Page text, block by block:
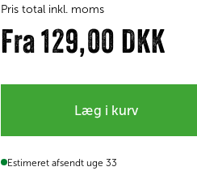
Pris total inkl. moms
Fra 129,00 DKK
Læg i kurv
Estimeret afsendt uge 33